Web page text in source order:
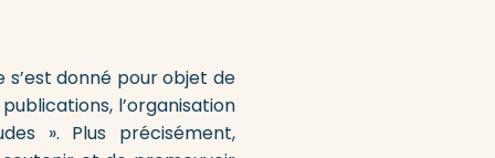
s’est donné pour objet de
l’organisation
». Plus précisément,